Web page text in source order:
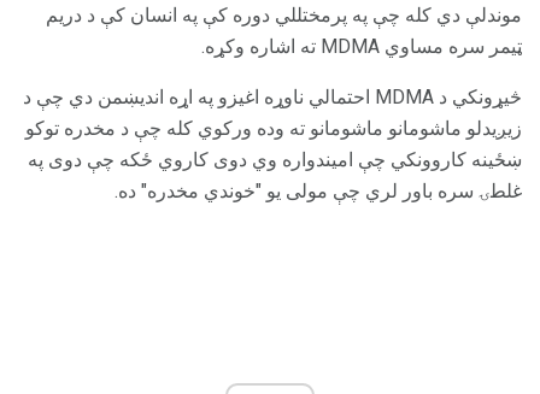
موندلې دي کله چې په پرمختللي دوره کې په انسان کې د دريم
ټيمر سره مساوي MDMA ته اشاره وکړه.
څیړونکي د MDMA احتمالي ناوړه اغیزو په اړه اندیښمن دي چې د
زیږیدلو ماشومانو ماشومانو ته وده ورکوي کله چې د مخدره توکو
ښځینه کاروونکي چې امیندواره وي دوی کاروي ځکه چې دوی په
غلطۍ سره باور لري چې مولی یو "خوندي مخدره" ده.